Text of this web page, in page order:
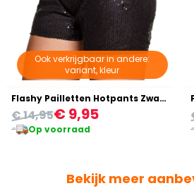
Ook verkrijgbaar in andere:
variant, kleur
Flashy Pailletten Hotpants Zwart
€ 9,95
€ 14,95
Op voorraad
Bekijk meer